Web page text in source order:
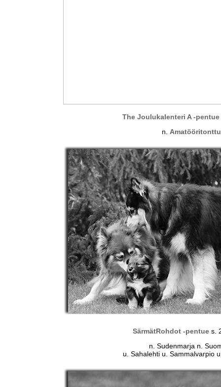
The Joulukalenteri A -pentue
n. Amatööritonttu
SärmätRohdot -pentue s.
n. Sudenmarja n.
u. Sahalehti u. Sammalvarpio